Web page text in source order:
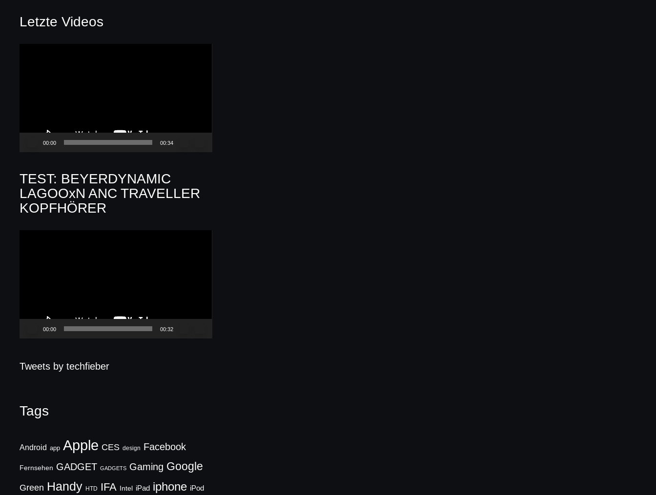
Letzte Videos
00:00 00:34
TEST: BEYERDYNAMIC
LAGOOxN ANC TRAVELLER
KOPFHÖRER
00:00 00:32
Tweets by techfieber
Tags
Android app Apple CES design Facebook
Fernsehen GADGET GADGETS Gaming Google
Green Handy HTD IFA Intel iPad iphone iPod